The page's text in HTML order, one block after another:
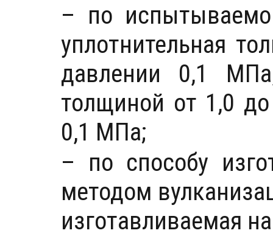
– по
уплотнительная
давлении 0,1
толщиной от 1,0
0,1 МПа;
– по способу
методом
изготавливаемая